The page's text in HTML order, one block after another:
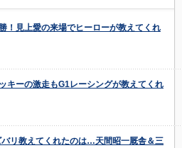
！見上愛の来場でヒーローが教えてくれ
キーの激走もG1レーシングが教えてくれ
リ教えてくれたのは…天間昭一厩舎＆三